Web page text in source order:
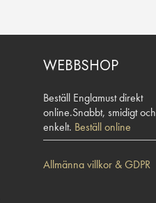
WEBBSHOP
Beställ Englamust direkt
online.Snabbt, smidigt och
enkelt. Beställ online
Allmänna villkor & GDPR